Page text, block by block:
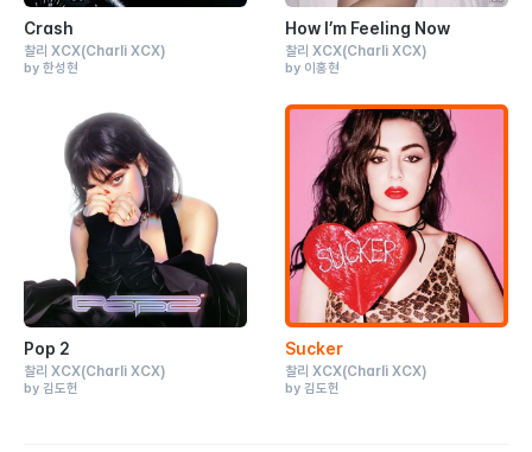
Crash
찰리 XCX(Charli XCX)
by 한성현
How I’m Feeling Now
찰리 XCX(Charli XCX)
by 이홍현
Pop 2
찰리 XCX(Charli XCX)
by 김도헌
Sucker
찰리 XCX(Charli XCX)
by 김도헌